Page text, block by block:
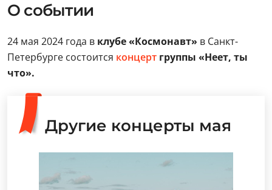
О событии
24 мая 2024 года в клубе «Космонавт» в Санкт-
Петербурге состоится концерт группы «Неет, ты
что».
Другие концерты мая